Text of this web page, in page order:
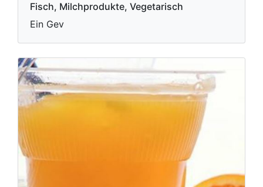
Fisch, Milchprodukte, Vegetarisch
Ein Gev